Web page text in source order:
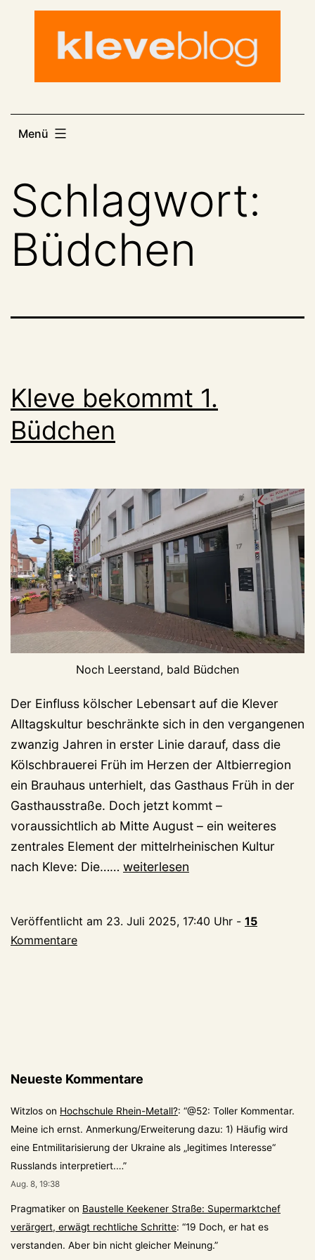
Menü
Schlagwort:
Büdchen
Kleve bekommt 1.
Büdchen
Noch Leerstand, bald Büdchen
Der Einfluss kölscher Lebensart auf die Klever
Alltagskultur beschränkte sich in den vergangenen
zwanzig Jahren in erster Linie darauf, dass die
Kölschbrauerei Früh im Herzen der Altbierregion
ein Brauhaus unterhielt, das Gasthaus Früh in der
Gasthausstraße. Doch jetzt kommt –
voraussichtlich ab Mitte August – ein weiteres
zentrales Element der mittelrheinischen Kultur
nach Kleve: Die…… Kleve
Büdchen
weiterlesen
Veröffentlicht am 23. Juli 2025, 17:40 Uhr - 15
Kommentare
Neueste Kommentare
Witzlos on Hochschule Rhein-Metall?: “@52: Toller Kommentar.
Meine ich ernst. Anmerkung/Erweiterung dazu: 1) Häufig wird
eine Entmilitarisierung der Ukraine als „legitimes Interesse“
Russlands interpretiert.…”
Aug. 8, 19:38
Pragmatiker on Baustelle Keekener Straße: Supermarktchef
verärgert, erwägt rechtliche Schritte: “19 Doch, er hat es
verstanden. Aber bin nicht gleicher Meinung.”